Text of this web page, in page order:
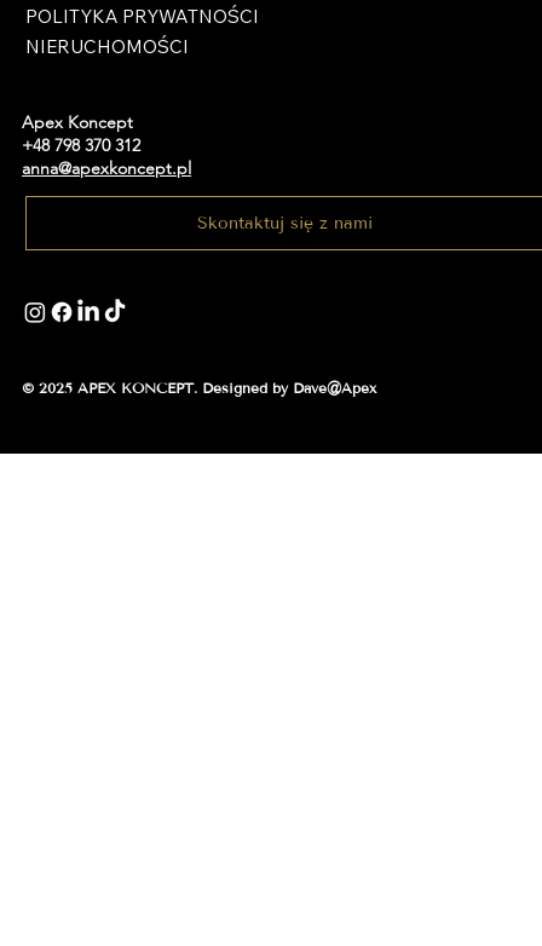
Apex Koncept
+48 798 370 312
anna@apexkoncept.pl
Skontaktuj się z nami
POLITYKA PRYWATNOŚCI
NIERUCHOMOŚCI
© 2025 APEX KONCEPT. Designed by Dave@Apex